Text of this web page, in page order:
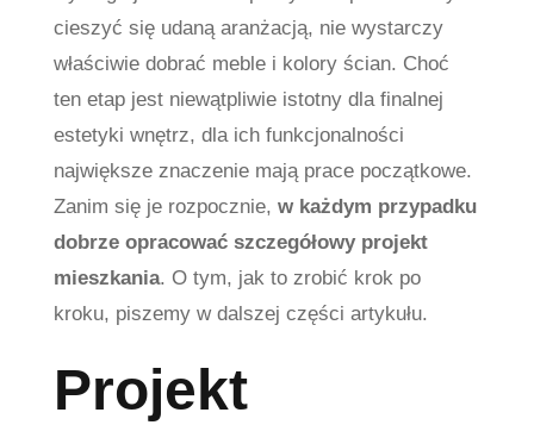
cieszyć się udaną aranżacją, nie wystarczy
właściwie dobrać meble i kolory ścian. Choć
ten etap jest niewątpliwie istotny dla finalnej
estetyki wnętrz, dla ich funkcjonalności
największe znaczenie mają prace początkowe.
Zanim się je rozpocznie, w każdym przypadku
dobrze opracować szczegółowy projekt
mieszkania. O tym, jak to zrobić krok po
kroku, piszemy w dalszej części artykułu.
Projekt